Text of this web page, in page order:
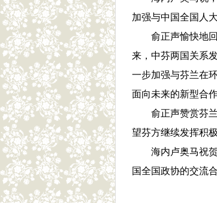
加强与中国全国人
俞正声愉快地
来，中芬两国关系
一步加强与芬兰在
面向未来的新型合
俞正声赞赏芬
望芬方继续发挥积
海内卢奥马祝
国全国政协的交流